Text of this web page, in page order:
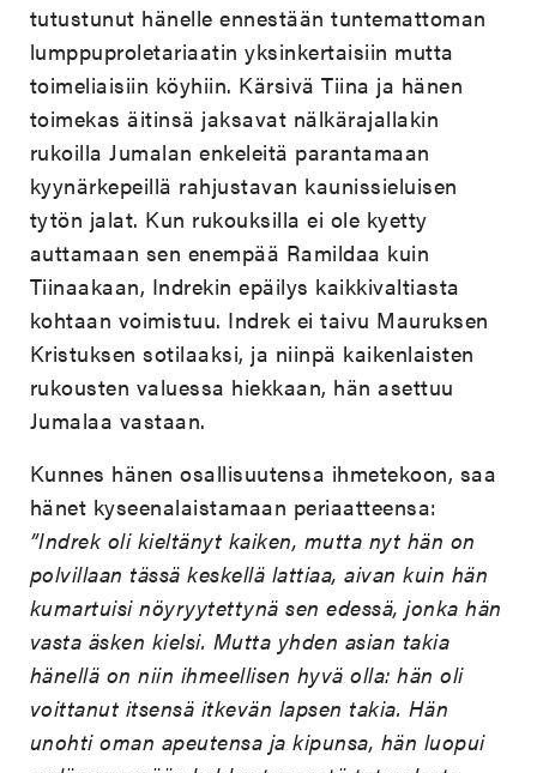
tutustunut hänelle ennestään tuntemattoman
lumppuproletariaatin yksinkertaisiin mutta
toimeliaisiin köyhiin. Kärsivä Tiina ja hänen
toimekas äitinsä jaksavat nälkärajallakin
rukoilla Jumalan enkeleitä parantamaan
kyynärkepeillä rahjustavan kaunissieluisen
tytön jalat. Kun rukouksilla ei ole kyetty
auttamaan sen enempää Ramildaa kuin
Tiinaakaan, Indrekin epäilys kaikkivaltiasta
kohtaan voimistuu. Indrek ei taivu Mauruksen
Kristuksen sotilaaksi, ja niinpä kaikenlaisten
rukousten valuessa hiekkaan, hän asettuu
Jumalaa vastaan.
Kunnes hänen osallisuutensa ihmetekoon, saa
hänet kyseenalaistamaan periaatteensa:
”Indrek oli kieltänyt kaiken, mutta nyt hän on
polvillaan tässä keskellä lattiaa, aivan kuin hän
kumartuisi nöyryytettynä sen edessä, jonka hän
vasta äsken kielsi. Mutta yhden asian takia
hänellä on niin ihmeellisen hyvä olla: hän oli
voittanut itsensä itkevän lapsen takia. Hän
unohti oman apeutensa ja kipunsa, hän luopui